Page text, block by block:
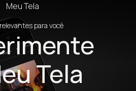
Meu Tela
para você
Tela